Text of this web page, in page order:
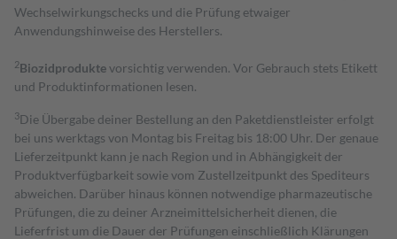
Wechselwirkungschecks und die Prüfung etwaiger
Anwendungshinweise des Herstellers.
2Biozidproduktevorsichtig verwenden. Vor Gebrauch stets Etikett
und Produktinformationen lesen.
3Die Übergabe deiner Bestellung an den Paketdienstleister erfolgt
bei uns werktags von Montag bis Freitag bis 18:00 Uhr. Der genaue
Lieferzeitpunkt kann je nach Region und in Abhängigkeit der
Produktverfügbarkeit sowie vom Zustellzeitpunkt des Spediteurs
abweichen. Darüber hinaus können notwendige pharmazeutische
Prüfungen, die zu deiner Arzneimittelsicherheit dienen, die
Lieferfrist um die Dauer der Prüfungen einschließlich Klärungen